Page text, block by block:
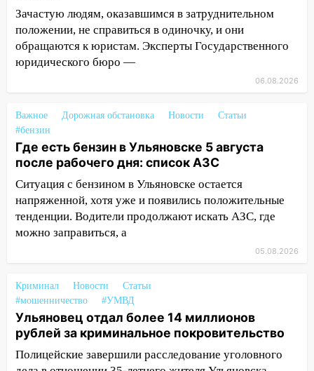
бензина Евро 2, Евро 3, Евро 4
11:12 Соцсети: на Рябикова автомобиль
врезался в забор
Где есть бензин в Ульяновске
10:16
объявлена ракетная опасность
10:00 В Старомайнском районе утонул
51-летний мужчина
09:50
В Ульяновске черный коршун
застрял в тепловозе
Ульяновские спасатели помогли
Чернышевского
08:21
В Заволжском районе украли два
велосипеда
07:18 В Ульяновск идет
тридцатиградусная жара: какая будет
Зачастую людям, оказавшимся в затруднительном
положении, не справиться в одиночку, и они
обращаются к юристам. Эксперты Государственного
юридического бюро —
06.08.2026
Важное Дорожная обстановка Новости
Статьи
#бензин
Где есть бензин в Ульяновске 5 августа
после рабочего дня: список АЗС
Ситуация с бензином в Ульяновске остается
напряженной, хотя уже и появились положительные
тенденции. Водители продолжают искать АЗС, где
можно заправиться, а
05.08.2026
Криминал Новости
Статьи
#мошенничество
#УМВД
Ульяновец отдал более 14 миллионов
рублей за криминальное покровительство
Полицейские завершили расследование уголовного